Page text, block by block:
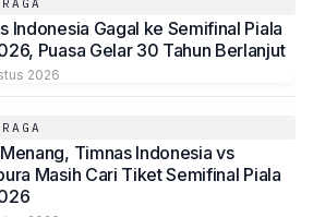
Indonesia Gagal ke Semifinal Piala
Puasa Gelar 30 Tahun Berlanjut
2026
Timnas Indonesia vs
Masih Cari Tiket Semifinal Piala